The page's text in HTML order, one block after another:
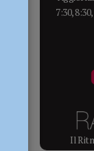
7:30,
Il